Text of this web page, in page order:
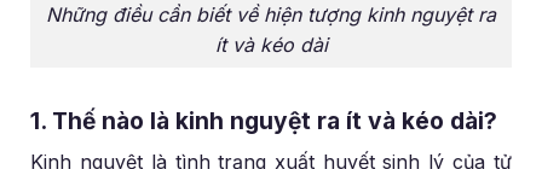
Những điều cần biết về hiện tượng kinh nguyệt ra
ít và kéo dài
1. Thế nào là kinh nguyệt ra ít và kéo dài?
Kinh nguyệt là tình trạng xuất huyết sinh lý của tử